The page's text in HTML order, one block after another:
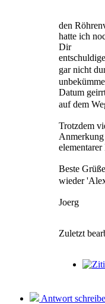
den
hatte ich
Dir
gar nicht
Datum
auf dem
Trotzdem
Beste
wieder
Joerg
Zuletzt
Antwort